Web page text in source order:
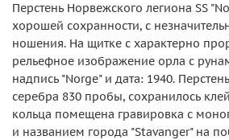
Перстень Норвежского легиона SS
хорошей сохранности, с
ношения. На щитке с характерно
рельефное изображение орла с
надпись "Norge" и дата: 1940.
серебра 830 пробы, сохранилось
кольца помещена гравировка с
и названием города "Stavanger" на